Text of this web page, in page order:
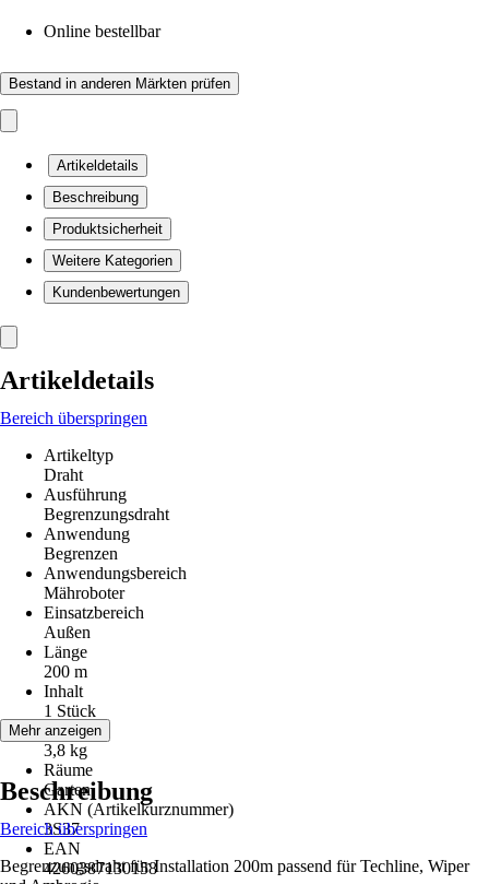
Online bestellbar
Bestand in anderen Märkten prüfen
Artikeldetails
Beschreibung
Produktsicherheit
Weitere Kategorien
Kundenbewertungen
Artikeldetails
Bereich überspringen
Artikeltyp
Draht
Ausführung
Begrenzungsdraht
Anwendung
Begrenzen
Anwendungsbereich
Mähroboter
Einsatzbereich
Außen
Länge
200 m
Inhalt
1 Stück
Gewicht
3,8 kg
Räume
Garten
AKN (Artikelkurznummer)
3S37
EAN
4260387130158
Mehr anzeigen
Beschreibung
Bereich überspringen
Begrenzungsdraht für Installation 200m passend für Techline, Wiper